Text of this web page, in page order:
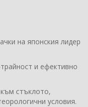
на японския лидер
и ефективно
стъклото,
условия.